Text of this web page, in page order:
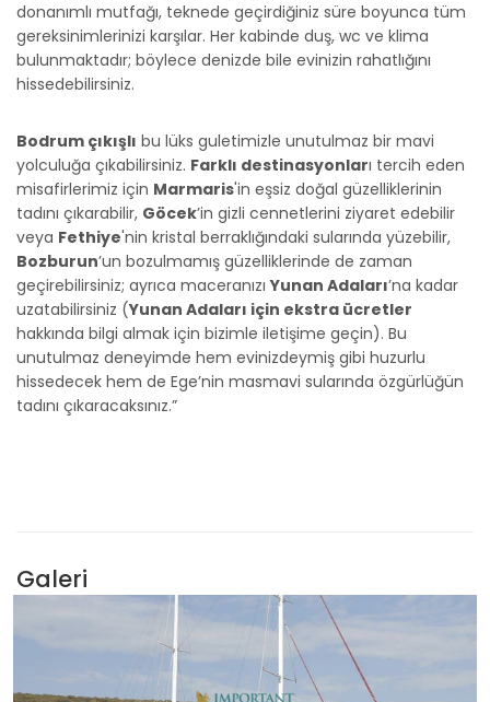
donanımlı mutfağı, teknede geçirdiğiniz süre boyunca tüm
gereksinimlerinizi karşılar. Her kabinde duş, wc ve klima
bulunmaktadır; böylece denizde bile evinizin rahatlığını
hissedebilirsiniz.
Bodrum çıkışlı bu lüks guletimizle unutulmaz bir mavi
yolculuğa çıkabilirsiniz. Farklı destinasyonları tercih eden
misafirlerimiz için Marmaris'in eşsiz doğal güzelliklerinin
tadını çıkarabilir, Göcek’in gizli cennetlerini ziyaret edebilir
veya Fethiye'nin kristal berraklığındaki sularında yüzebilir,
Bozburun’un bozulmamış güzelliklerinde de zaman
geçirebilirsiniz; ayrıca maceranızıYunan Adaları’na kadar
uzatabilirsiniz (Yunan Adaları için ekstra ücretler
hakkında bilgi almak için bizimle iletişime geçin). Bu
unutulmaz deneyimde hem evinizdeymiş gibi huzurlu
hissedecek hem de Ege’nin masmavi sularında özgürlüğün
tadını çıkaracaksınız.”
Galeri